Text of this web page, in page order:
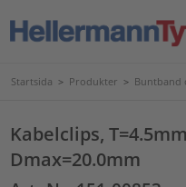
Startsida > Produkter > Buntband
Kabelclips,
Dmax=20.0mm